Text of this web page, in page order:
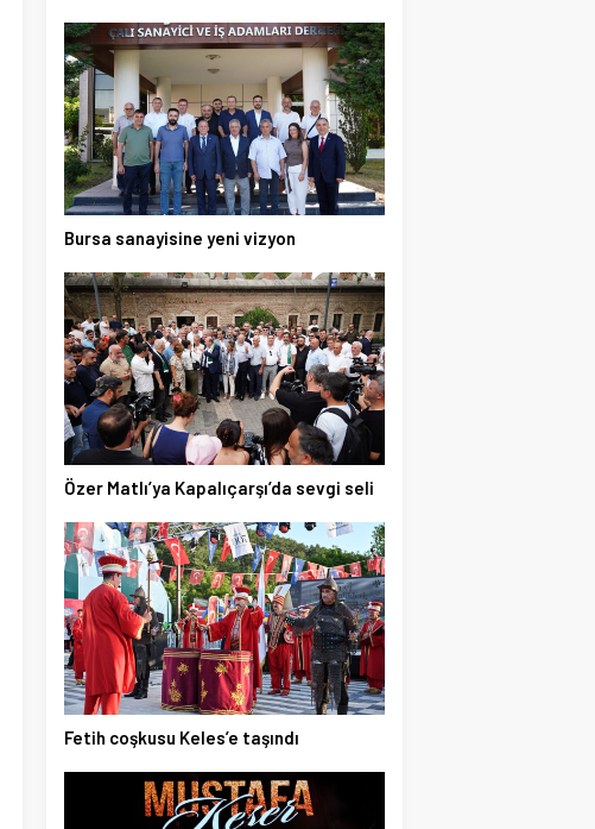
Bursa sanayisine yeni vizyon
Özer Matlı’ya Kapalıçarşı’da sevgi seli
Fetih coşkusu Keles’e taşındı